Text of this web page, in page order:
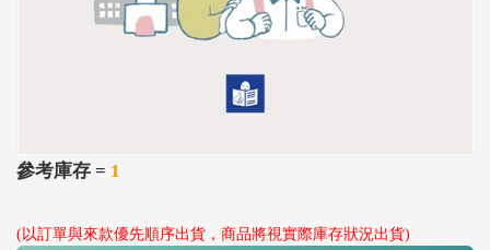
參考庫存 = 1
(以訂單與來款優先順序出貨，商品將視實際庫存狀況出貨)